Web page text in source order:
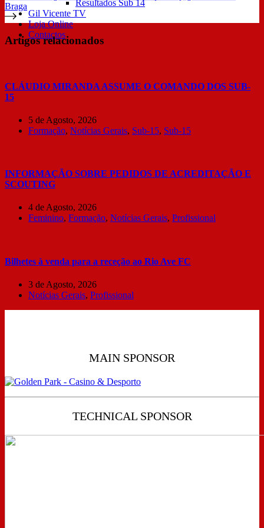
Resultados Sub 14
Gil Vicente TV
Loja Online
Contactos
Braga
Artigos relacionados
CLÁUDIO MIRANDA ASSUME O COMANDO DOS SUB-
15
5 de Agosto, 2026
Formação, Notícias Gerais, Sub-15, Sub-15
INFORMAÇÃO SOBRE PEDIDOS DE ACREDITAÇÃO E
SCOUTING
4 de Agosto, 2026
Feminino, Formação, Notícias Gerais, Profissional
Bilhetes à venda para a receção ao Rio Ave FC
3 de Agosto, 2026
Notícias Gerais, Profissional
MAIN SPONSOR
TECHNICAL SPONSOR